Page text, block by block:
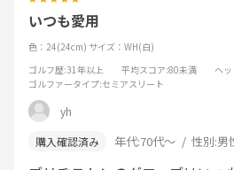
いつも愛用
色：24(24cm) サイズ：WH(白)
ゴルフ歴:31年以上 平均スコア:80未満 ヘ
ゴルファータイプ:セミアスリート
yh
年代:70代～ 性別:男